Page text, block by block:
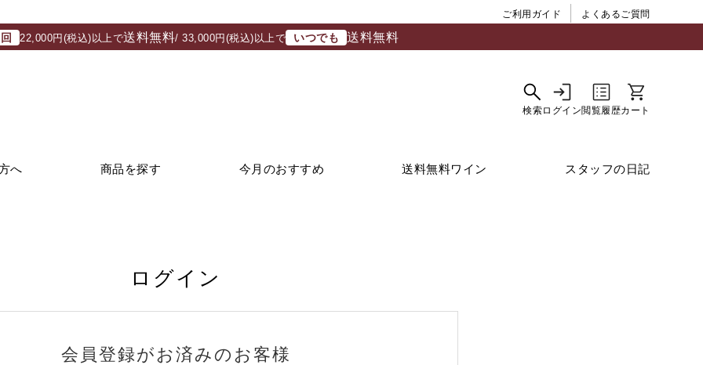
ご利用ガイド よくあるご質問
22,000円(税込)以上で送料無料/ 33,000円(税込)以上で いつでも 送料無料
へ 商品を探す 今月のおすすめ 送料無料ワイン スタッフの日記
ログイン
会員登録がお済みのお客様